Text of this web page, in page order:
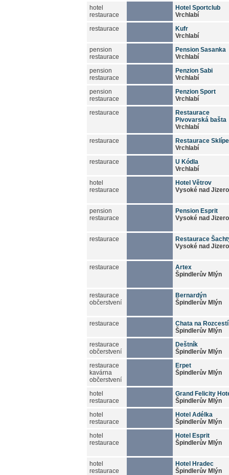
hotel
restaurace
Hotel Sportclub
Vrchlabí
restaurace
Kufr
Vrchlabí
pension
restaurace
Pension Sasanka
Vrchlabí
pension
restaurace
Penzion Sabi
Vrchlabí
pension
restaurace
Penzion Sport
Vrchlabí
restaurace
Restaurace
Pivovarská bašta
Vrchlabí
restaurace
Restaurace
Vrchlabí
restaurace
U Kódla
Vrchlabí
hotel
restaurace
Hotel Větrov
Vysoké nad
pension
restaurace
Pension Esprit
Vysoké nad
restaurace
Restaurace
Vysoké nad
restaurace
Artex
Špindlerův Mlýn
restaurace
občerstvení
Bernardýn
Špindlerův Mlýn
restaurace
Chata na Rozcestí
Špindlerův Mlýn
restaurace
občerstvení
Deštník
Špindlerův Mlýn
restaurace
kavárna
občerstvení
Erpet
Špindlerův Mlýn
hotel
restaurace
Grand Felicity
Špindlerův Mlýn
hotel
restaurace
Hotel Adélka
Špindlerův Mlýn
hotel
restaurace
Hotel Esprit
Špindlerův Mlýn
hotel
restaurace
Hotel Hradec
Špindlerův Mlýn